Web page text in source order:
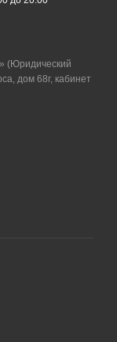
(Юридический
дом 68г, кабинет